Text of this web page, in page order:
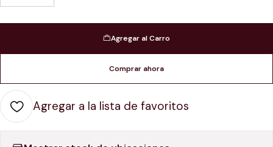
Agregar al Carro
Comprar ahora
Agregar a la lista de favoritos